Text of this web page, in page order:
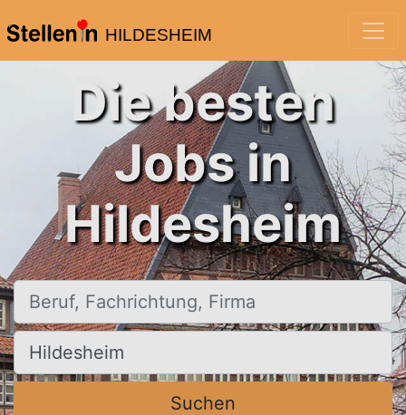
HILDESHEIM
Die besten
Jobs in
Hildesheim
Beruf, Fachrichtung, Firma
Ort, Stadt
Suchen